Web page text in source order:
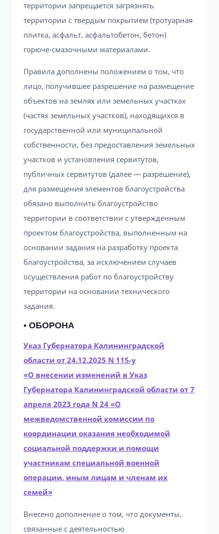
территории запрещается загрязнять
территории с твердым покрытием (тротуарная
плитка, асфальт, асфальтобетон, бетон)
горюче-смазочными материалами.
Правила дополнены положением о том, что
лицо, получившее разрешение на размещение
объектов на землях или земельных участках
(частях земельных участков), находящихся в
государственной или муниципальной
собственности, без предоставления земельных
участков и установления сервитутов,
публичных сервитутов (далее — разрешение),
для размещения элементов благоустройства
обязано выполнить благоустройство
территории в соответствии с утвержденным
проектом благоустройства, выполненным на
основании задания на разработку проекта
благоустройства, за исключением случаев
осуществления работ по благоустройству
территории на основании технического
задания.
• ОБОРОНА
Указ Губернатора Калининградской
области от 24.12.2025 N 115-у
«О внесении изменений в Указ
Губернатора Калининградской области от 7
апреля 2023 года N 24 «О
межведомственной комиссии по
координации оказания необходимой
социальной поддержки и помощи
участникам специальной военной
операции, иным лицам и членам их
семей»
Внесено дополнение о том, что документы,
связанные с деятельностью